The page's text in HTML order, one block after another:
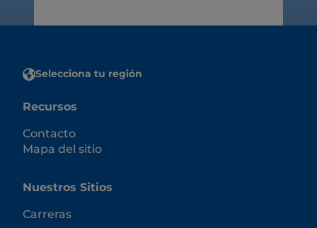
Selecciona tu región
Recursos
Contacto
Mapa del sitio
Nuestros Sitios
Carreras